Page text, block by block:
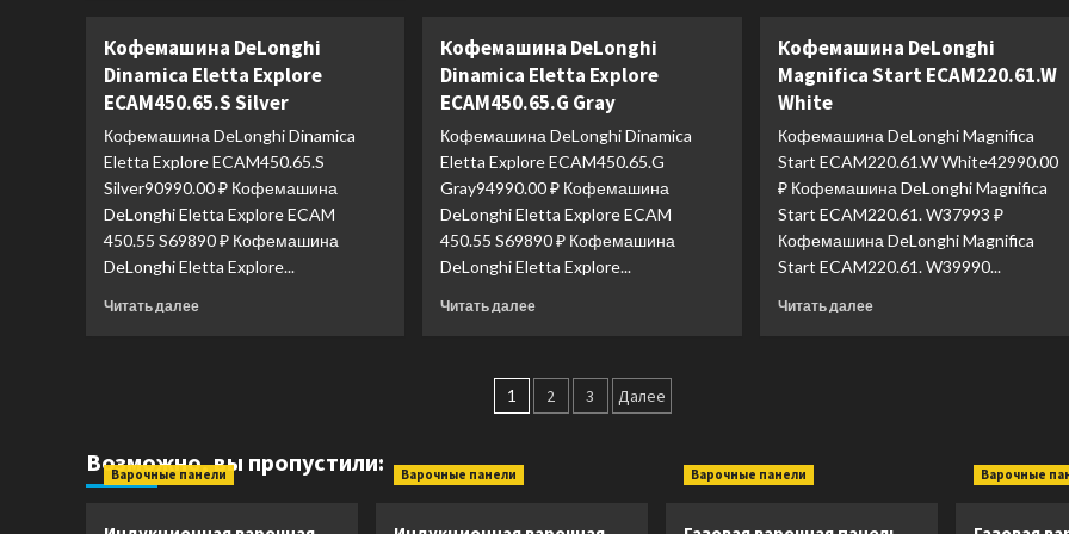
DeLonghi
Rivelia
Perfetto
Sand
Beige
Rivelia
Perfetto
EXAM440.35.B
Dinamica
Eletta
Titanium
Кофемашина DeLonghi
Dinamica Eletta Explore
ECAM450.65.S Silver
Кофемашина DeLonghi Dinamica
Eletta Explore ECAM450.65.S
Silver90990.00 ₽ Кофемашина
DeLonghi Eletta Explore ECAM
450.55 S69890 ₽ Кофемашина
DeLonghi Eletta Explore...
Читать далееПрочитать
Explore
ECAM450.65.S
Кофемашина DeLonghi
Dinamica Eletta Explore
ECAM450.65.G Gray
Кофемашина DeLonghi Dinamica
Eletta Explore ECAM450.65.G
Gray94990.00 ₽ Кофемашина
DeLonghi Eletta Explore ECAM
450.55 S69890 ₽ Кофемашина
DeLonghi Eletta Explore...
Читать далееПрочитать
DeLonghi
Dinamica
Кофемашина DeLonghi
Magnifica Start ECAM220.61.W
White
Кофемашина DeLonghi Magnifica
Start ECAM220.61.W White42990.00
₽ Кофемашина DeLonghi Magnifica
Start ECAM220.61. W37993 ₽
Кофемашина DeLonghi Magnifica
Start ECAM220.61. W39990...
Читать далееПрочитать
ECAM220.61.W
Пагинация
1 2 3 Далее
Возможно, вы пропустили:
Варочные панели Варочные панели Варочные панели Варочные